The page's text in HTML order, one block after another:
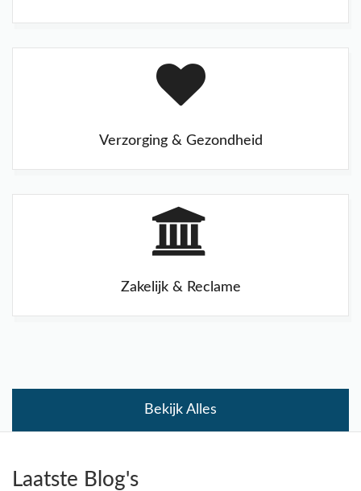
Verzorging & Gezondheid
Zakelijk & Reclame
Bekijk Alles
Laatste Blog's